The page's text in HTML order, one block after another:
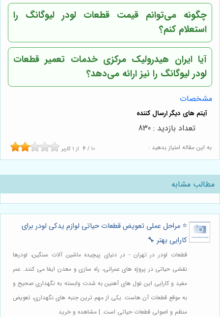
چگونه می‌توانم قیمت قطعات لودر لیوگانگ را
استعلام کنم؟
آیاایران هیدرولیک مرکزی خدمات تعمیر قطعات
لودر لیوگانگ را نیز ارائه می‌دهد؟
مشخصات
به این مقاله امتیاز بدهید : 4 / 10 از 1 کاربر
تعداد بازدید : 830
مطالب مشابه
⭐️ مراحل عملی تعویض قطعات حیاتی لوازم یدکی لودر برای
کارایی بهتر 🔧
قطعات لودر در تهران - در دنیای پیچیده ماشین آلات سنگین، لودرها
نقشی حیاتی در پروژه های عمرانی، راه سازی و معدن ایفا می کنند. عمر
مفید و کارایی این غول های آهنین به شدت وابسته به نگهداری صحیح و
به موقع قطعات آن هاست. یکی از مهم ترین جنبه های نگهداری، تعویض
منظم و اصولی قطعات حیاتی است. | مشاهده و خرید